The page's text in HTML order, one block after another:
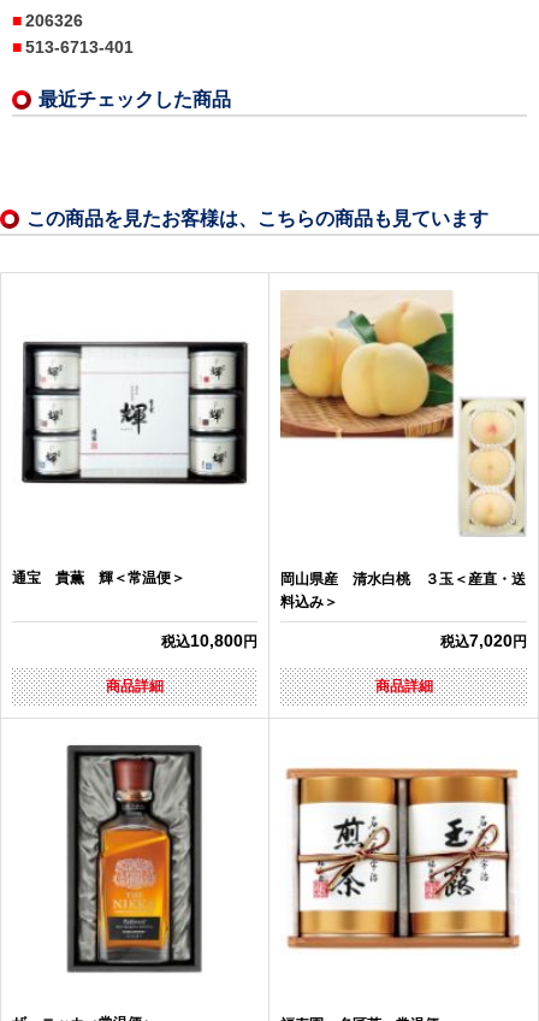
206326
513-6713-401
最近チェックした商品
この商品を見たお客様は、こちらの商品も見ています
通宝 貴薫 輝＜常温便＞
税込10,800円
商品詳細
岡山県産 清水白桃 ３玉＜産直・送
料込み＞
税込7,020円
商品詳細